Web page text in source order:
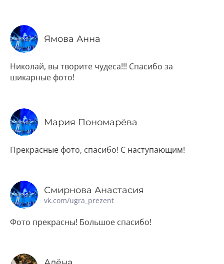
Ямова Анна
Николай, вы творите чудеса!!! Спасибо за
шикарные фото!
Мария Пономарёва
Прекрасные фото, спасибо! С наступающим!
Смирнова Анастасия
vk.com/ugra_prezent
Фото прекрасны! Большое спасибо!